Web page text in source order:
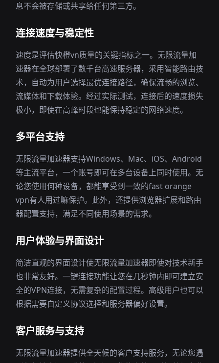
息不会被存储或共享给任何第三方。
连接速度与稳定性
速度是评估快橙vn质量的关键指标之一。无限流量加
速器在全球部署了数千台高速服务器，采用智能路由技
术，自动为用户选择最优连接路径，确保流畅的浏览、
流媒体和下载体验。经过实际测试，连接后的速度损失
极小，即使在高峰时段也能保持稳定的网络速度。
多平台支持
无限流量加速器支持Windows、Mac、iOS、Android
等主流平台，一个账号即可在多台设备上同时使用。无
论您使用何种设备，都能享受到一致的fast orange
vpn有人用过嘛保护。此外，还提供浏览器扩展和路由
器配置支持，满足不同使用场景的需求。
用户体验与界面设计
简洁直观的界面设计使无限流量加速器即使对技术新手
也非常友好。一键连接功能让您在几秒钟内即可建立安
全的VPN连接，无需复杂的配置过程。高级用户也可以
根据需要自定义协议选择和服务器偏好设置。
客户服务与支持
无限流量加速器提供全天候的客户支持服务，无论您遇